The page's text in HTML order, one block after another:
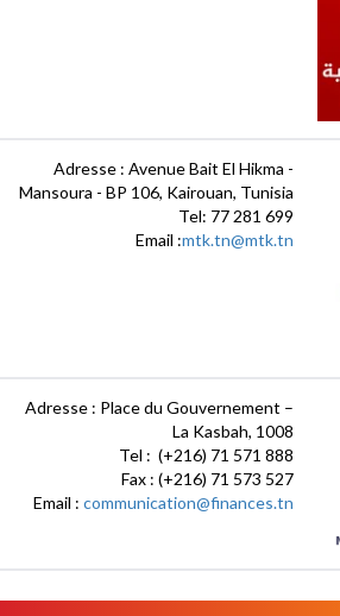
Adresse : Avenue Bait El Hikma -
Mansoura - BP 106, Kairouan, Tunisia
Tel: 77 281 699
Email :mtk.tn@mtk.tn
Adresse : Place du Gouvernement –
La Kasbah, 1008
Tel : (+216) 71 571 888
Fax : (+216) 71 573 527
Email :communication@finances.tn